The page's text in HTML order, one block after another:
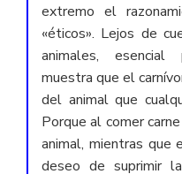
extremo el
«éticos». Lejos de
animales, esencial
muestra que el
del animal que
Porque al comer
animal, mientras que
deseo de suprimir